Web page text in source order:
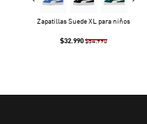
Zapatillas Suede XL para niños
$32.990 $54.990